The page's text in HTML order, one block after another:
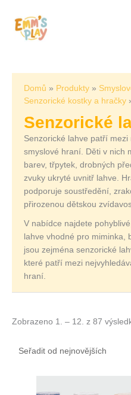
obsah
Domů Produkty
Senzorické kostky a hračky
Senzorické
Senzorické lahve patří
smyslové hraní. Děti v nich
barev, třpytek, drobných
zvuky ukryté uvnitř lahve.
podporuje soustředění,
přirozenou dětskou
V nabídce najdete
lahve vhodné pro miminka,
jsou zejména senzorické
které patří mezi
hraní.
Zobrazeno 1. – 12. z 87